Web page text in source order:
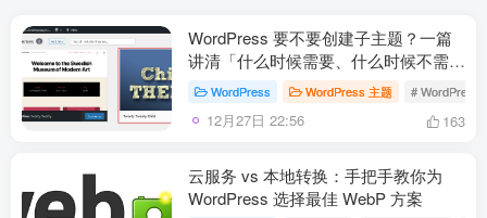
WordPress 要不要创建子主题？一篇
讲清「什么时候需要、什么时候不需
要」WordPress WordPress 主题 # WordPress
12月27日 22:56 163
云服务 vs 本地转换：手把手教你为
WordPress 选择最佳 WebP 方案